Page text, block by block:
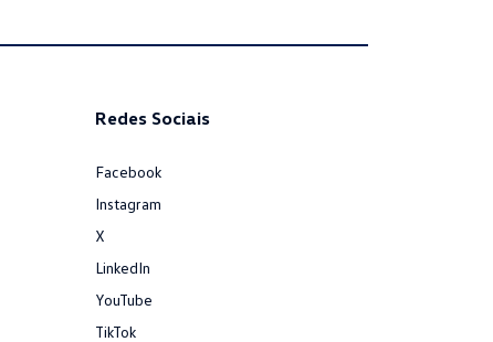
Redes Sociais
Facebook
Instagram
X
LinkedIn
YouTube
TikTok